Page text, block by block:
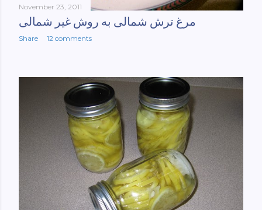
November 23, 2011
مرغ ترش شمالی به روش غیر شمالی
Share 12 comments